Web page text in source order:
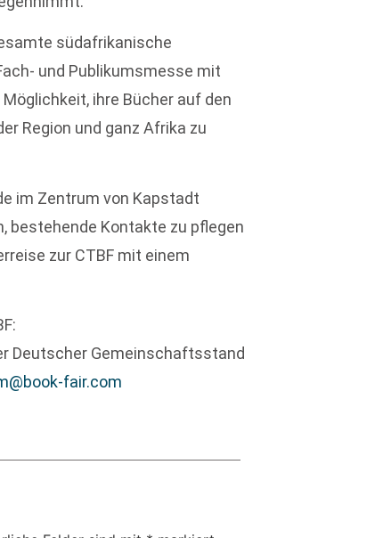
südafrikanische
und Publikumsmesse mit
ihre Bücher auf den
Region und ganz Afrika zu
im Zentrum von Kapstadt
bestehende Kontakte zu pflegen
zur CTBF mit einem
Deutscher Gemeinschaftsstand
fair.com